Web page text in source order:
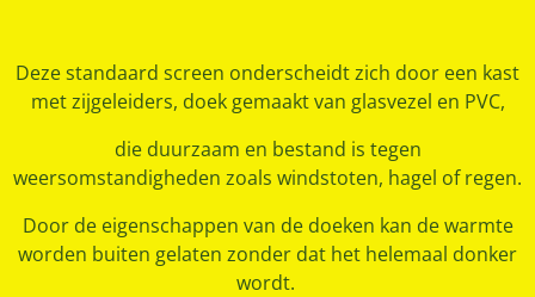
Deze standaard screen onderscheidt zich door een kast
met zijgeleiders, doek gemaakt van glasvezel en PVC,
die duurzaam en bestand is tegen
weersomstandigheden zoals windstoten, hagel of regen.
Door de eigenschappen van de doeken kan de warmte
worden buiten gelaten zonder dat het helemaal donker
wordt.